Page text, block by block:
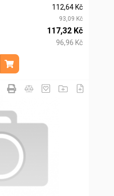
112,64 Kč
93,09 Kč
117,32 Kč
96,96 Kč
ks
Přidat do košíku